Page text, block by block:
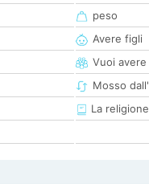
peso
Avere figli
Vuoi avere
Mosso
La religione